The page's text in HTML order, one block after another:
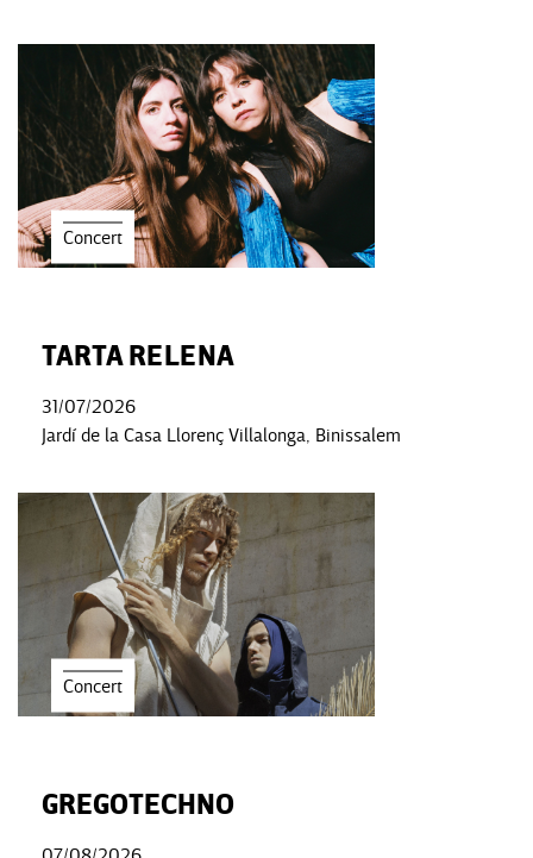
Concert
TARTA RELENA
31/07/2026
Jardí de la Casa Llorenç Villalonga, Binissalem
Concert
GREGOTECHNO